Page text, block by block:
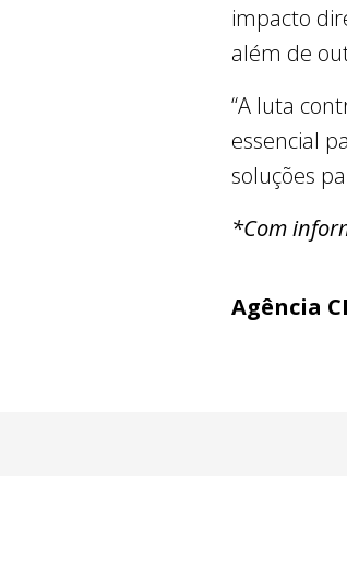
impacto
além de
“A luta
essencial
soluções
*Com
Agência